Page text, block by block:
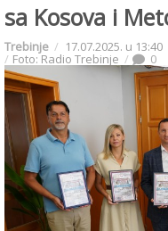
sa Kosova i
Trebinje 17.07.2025. u 13:40
Foto: Radio Trebinje 0